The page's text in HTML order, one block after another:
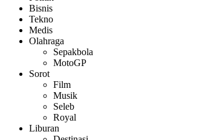
Bisnis
Tekno
Medis
Olahraga
Sepakbola
MotoGP
Sorot
Film
Musik
Seleb
Royal
Liburan